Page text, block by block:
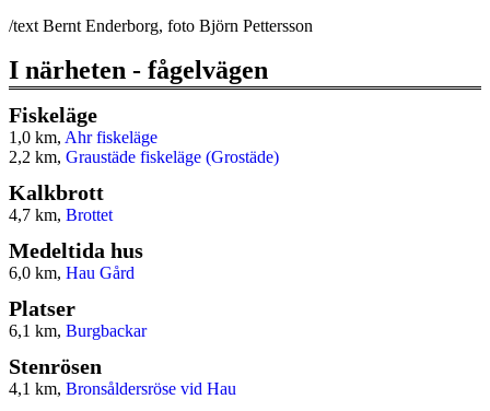
/text Bernt Enderborg, foto Björn Pettersson
I närheten - fågelvägen
Fiskeläge
1,0 km, Ahr fiskeläge
2,2 km, Graustäde fiskeläge (Grostäde)
Kalkbrott
4,7 km, Brottet
Medeltida hus
6,0 km, Hau Gård
Platser
6,1 km, Burgbackar
Stenrösen
4,1 km, Bronsåldersröse vid Hau